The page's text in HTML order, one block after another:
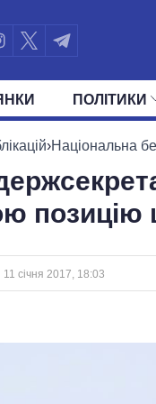
ПОЛIТИКИ
ПРЕЗИДЕНТ І
›Національна
11 січня 2017, 18:03